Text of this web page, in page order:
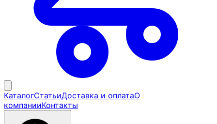
КаталогСтатьиДоставка и оплатаО
компанииКонтакты